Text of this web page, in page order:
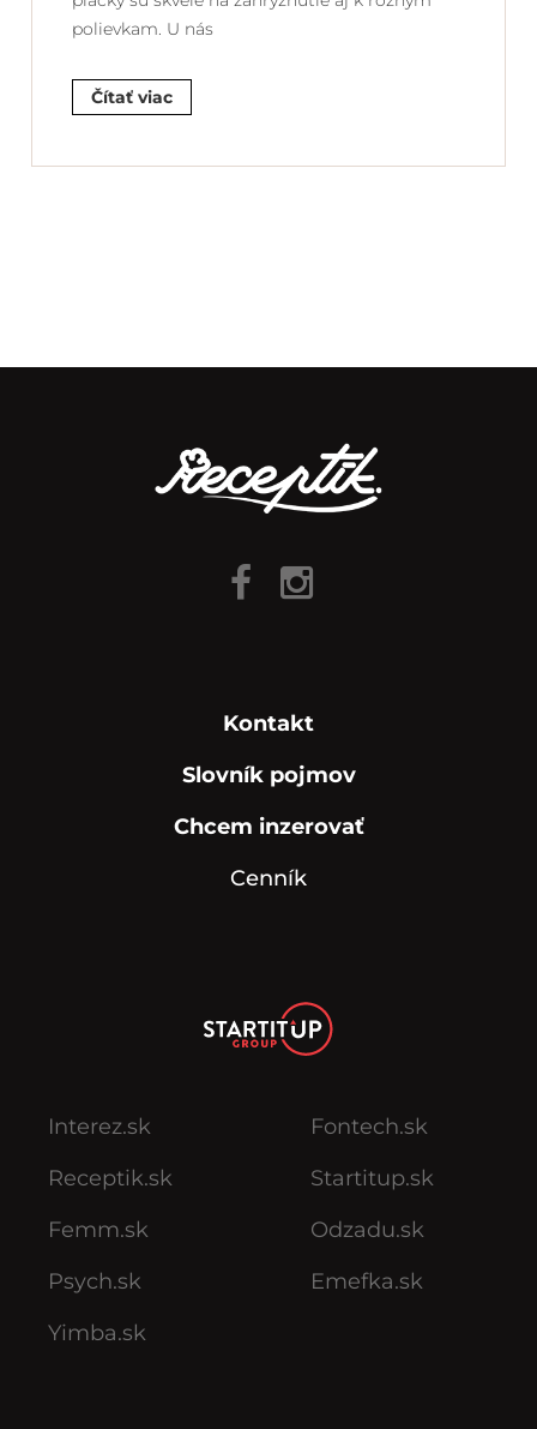
polievkam. U nás
Čítať viac
Kontakt
Slovník pojmov
Chcem inzerovať
Cenník
Interez.sk
Receptik.sk
Femm.sk
Psych.sk
Yimba.sk
Fontech.sk
Startitup.sk
Odzadu.sk
Emefka.sk